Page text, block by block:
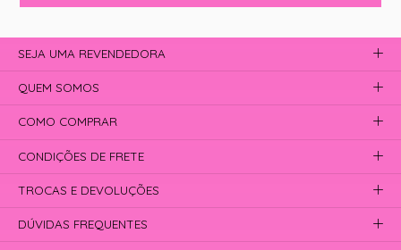
SEJA UMA REVENDEDORA
QUEM SOMOS
COMO COMPRAR
CONDIÇÕES DE FRETE
TROCAS E DEVOLUÇÕES
DÚVIDAS FREQUENTES